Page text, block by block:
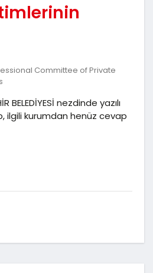
Committee of Private
BELEDİYESİ nezdinde yazılı
ilgili kurumdan henüz cevap